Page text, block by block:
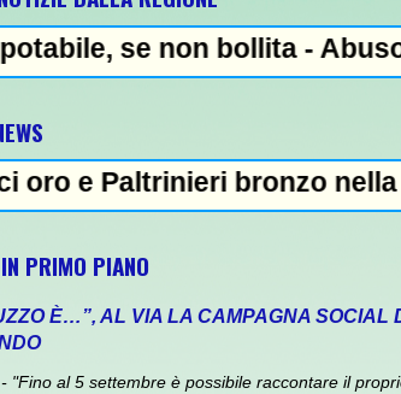
- Abuso di alcol
nella 5 km: "Ora
PRIMO PIANO
È…”, AL VIA LA CAMPAGNA SOCIAL
"Fino al 5 settembre è possibile raccontare il